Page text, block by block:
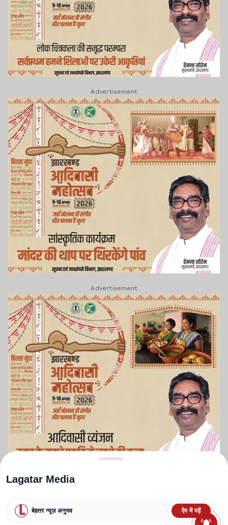
Advertisement
Advertisement
Lagatar Media
बेहतर न्यूज़ अनुभव ऐप में पढ़ें